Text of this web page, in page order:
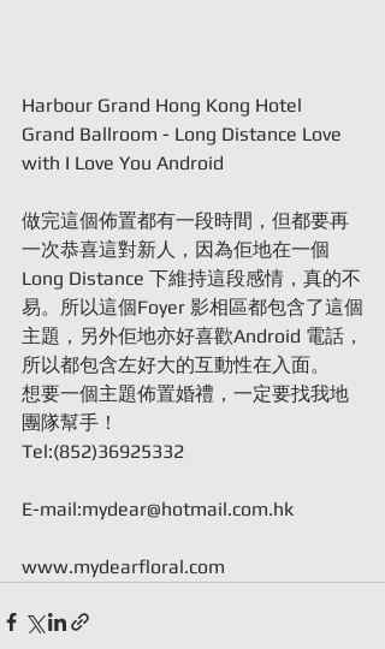
Harbour Grand Hong Kong Hotel
Grand Ballroom - Long Distance Love
with I Love You Android
做完這個佈置都有一段時間，但都要再
一次恭喜這對新人，因為佢地在一個
Long Distance 下維持這段感情，真的不
易。所以這個Foyer 影相區都包含了這個
主題，另外佢地亦好喜歡Android 電話，
所以都包含左好大的互動性在入面。
想要一個主題佈置婚禮，一定要找我地
團隊幫手！
Tel:(852)36925332
E-mail:mydear@hotmail.com.hk
www.mydearfloral.com